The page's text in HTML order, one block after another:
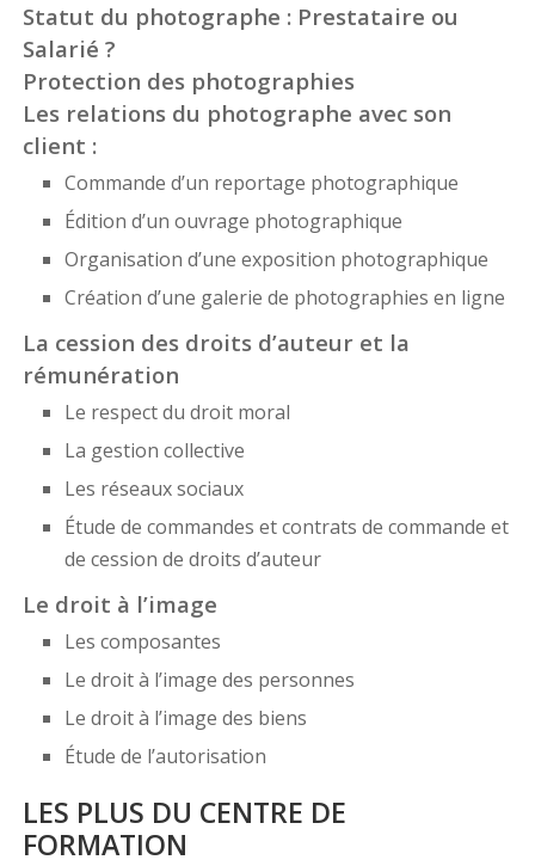
Statut du photographe : Prestataire ou
Salarié ?
Protection des photographies
Les relations du photographe avec son
client :
Commande d’un reportage photographique
Édition d’un ouvrage photographique
Organisation d’une exposition photographique
Création d’une galerie de photographies en ligne
La cession des droits d’auteur et la
rémunération
Le respect du droit moral
La gestion collective
Les réseaux sociaux
Étude de commandes et contrats de commande et
de cession de droits d’auteur
Le droit à l’image
Les composantes
Le droit à l’image des personnes
Le droit à l’image des biens
Étude de l’autorisation
LES PLUS DU CENTRE DE
FORMATION